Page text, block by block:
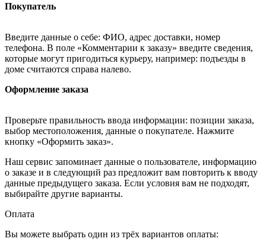
Покупатель
Введите данные о себе: ФИО, адрес доставки, номер
телефона. В поле «Комментарии к заказу» введите сведения,
которые могут пригодиться курьеру, например: подъезды в
доме считаются справа налево.
Оформление заказа
Проверьте правильность ввода информации: позиции заказа,
выбор местоположения, данные о покупателе. Нажмите
кнопку «Оформить заказ».
Наш сервис запоминает данные о пользователе, информацию
о заказе и в следующий раз предложит вам повторить к вводу
данные предыдущего заказа. Если условия вам не подходят,
выбирайте другие варианты.
Оплата
Вы можете выбрать один из трёх вариантов оплаты: